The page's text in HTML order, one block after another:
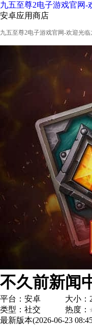
九五至尊2电子游戏官网-
安卓应用商店
九五至尊2电子游戏官网-欢迎光临
不久前新闻
平台：安卓 大小：
类型：社交 热度：
最新版本(2026-06-23